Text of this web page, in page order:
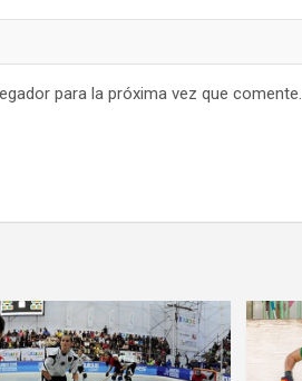
para la próxima vez que comente.